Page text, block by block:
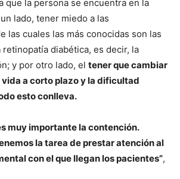
que la persona se encuentra en la
lado, tener miedo a las
las cuales las más conocidas son las
diabética, es decir, la
y por otro lado, el tener que cambiar
vida a corto plazo y la dificultad
esto conlleva.
muy importante la contención.
la tarea de prestar atención al
con el que llegan los pacientes”,